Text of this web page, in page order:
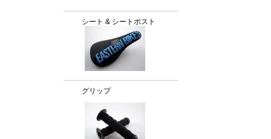
シート & シートポスト
グリップ